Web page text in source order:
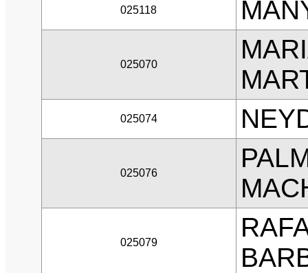
025118
025070
025074
025076
025079